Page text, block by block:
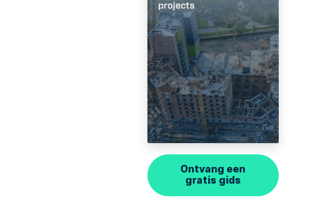
Ontvang een
gratis gids